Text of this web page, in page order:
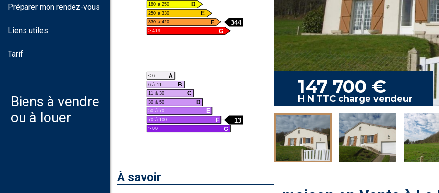
Préparer mon rendez-vous
Liens utiles
Tarif
Biens à vendre
ou à louer
D
180 à 250
E
250 à 330
344
F
330 à 420
G
> 419
A
≤ 6
B
6 à 11
C
11 à 30
D
30 à 50
E
50 à 70
13
F
70 à 100
G
> 99
À savoir
147 700 €
H N TTC charge vendeur